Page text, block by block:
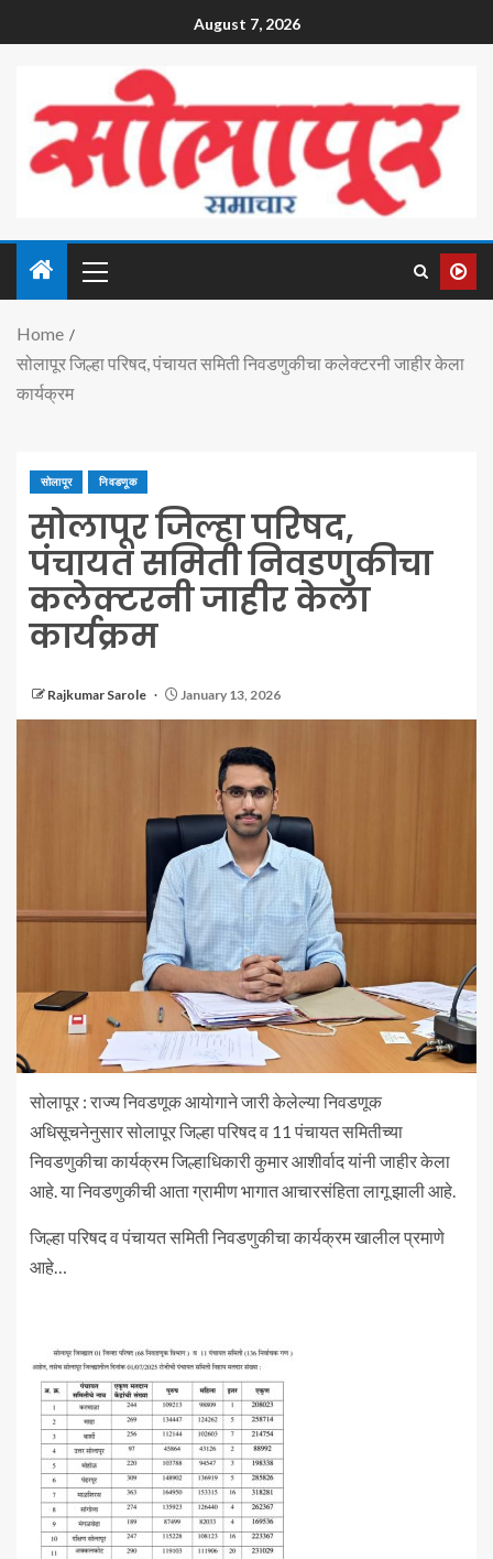
August 7, 2026
Home
सोलापूर जिल्हा परिषद, पंचायत समिती निवडणुकीचा कलेक्टरनी जाहीर केला
कार्यक्रम
सोलापूर निवडणूक
सोलापूर जिल्हा परिषद,
पंचायत समिती निवडणुकीचा
कलेक्टरनी जाहीर केला
कार्यक्रम
Rajkumar Sarole January 13, 2026
सोलापूर : राज्य निवडणूक आयोगाने जारी केलेल्या निवडणूक
अधिसूचनेनुसार सोलापूर जिल्हा परिषद व 11 पंचायत समितीच्या
निवडणुकीचा कार्यक्रम जिल्हाधिकारी कुमार आशीर्वाद यांनी जाहीर केला
आहे. या निवडणुकीची आता ग्रामीण भागात आचारसंहिता लागू झाली आहे.
जिल्हा परिषद व पंचायत समिती निवडणुकीचा कार्यक्रम खालील प्रमाणे
आहे…